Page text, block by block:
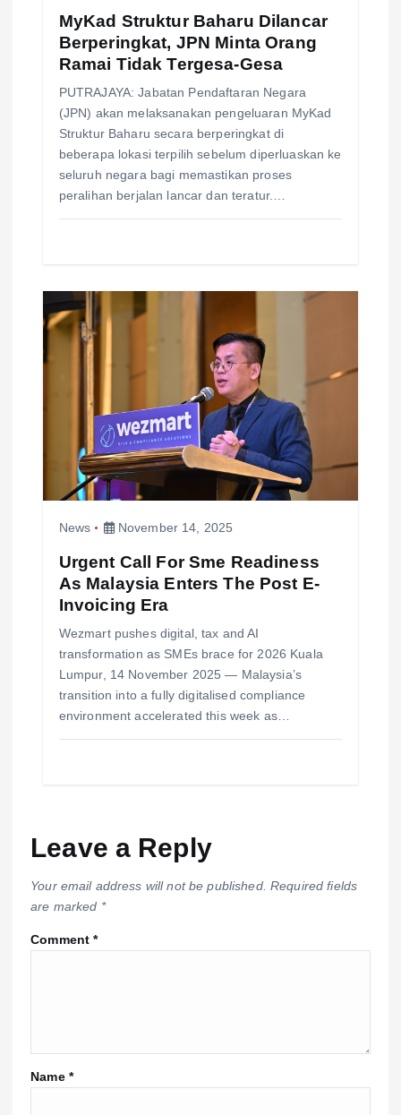
MyKad Struktur Baharu Dilancar
Berperingkat, JPN Minta Orang
Ramai Tidak Tergesa-Gesa
PUTRAJAYA: Jabatan Pendaftaran Negara
(JPN) akan melaksanakan pengeluaran MyKad
Struktur Baharu secara berperingkat di
beberapa lokasi terpilih sebelum diperluaskan ke
seluruh negara bagi memastikan proses
peralihan berjalan lancar dan teratur.…
News November 14, 2025
Urgent Call For Sme Readiness
As Malaysia Enters The Post E-
Invoicing Era
Wezmart pushes digital, tax and AI
transformation as SMEs brace for 2026 Kuala
Lumpur, 14 November 2025 — Malaysia’s
transition into a fully digitalised compliance
environment accelerated this week as…
Leave a Reply
Your email address will not be published. Required fields
are marked *
Comment*
Name *